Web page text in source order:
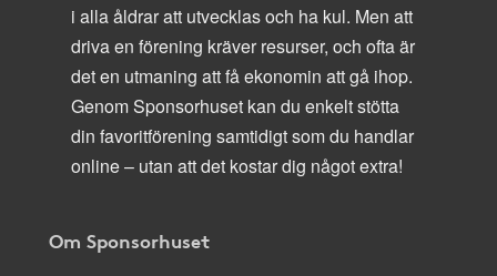
i alla åldrar att utvecklas och ha kul. Men att
driva en förening kräver resurser, och ofta är
det en utmaning att få ekonomin att gå ihop.
Genom Sponsorhuset kan du enkelt stötta
din favoritförening samtidigt som du handlar
online – utan att det kostar dig något extra!
Om Sponsorhuset